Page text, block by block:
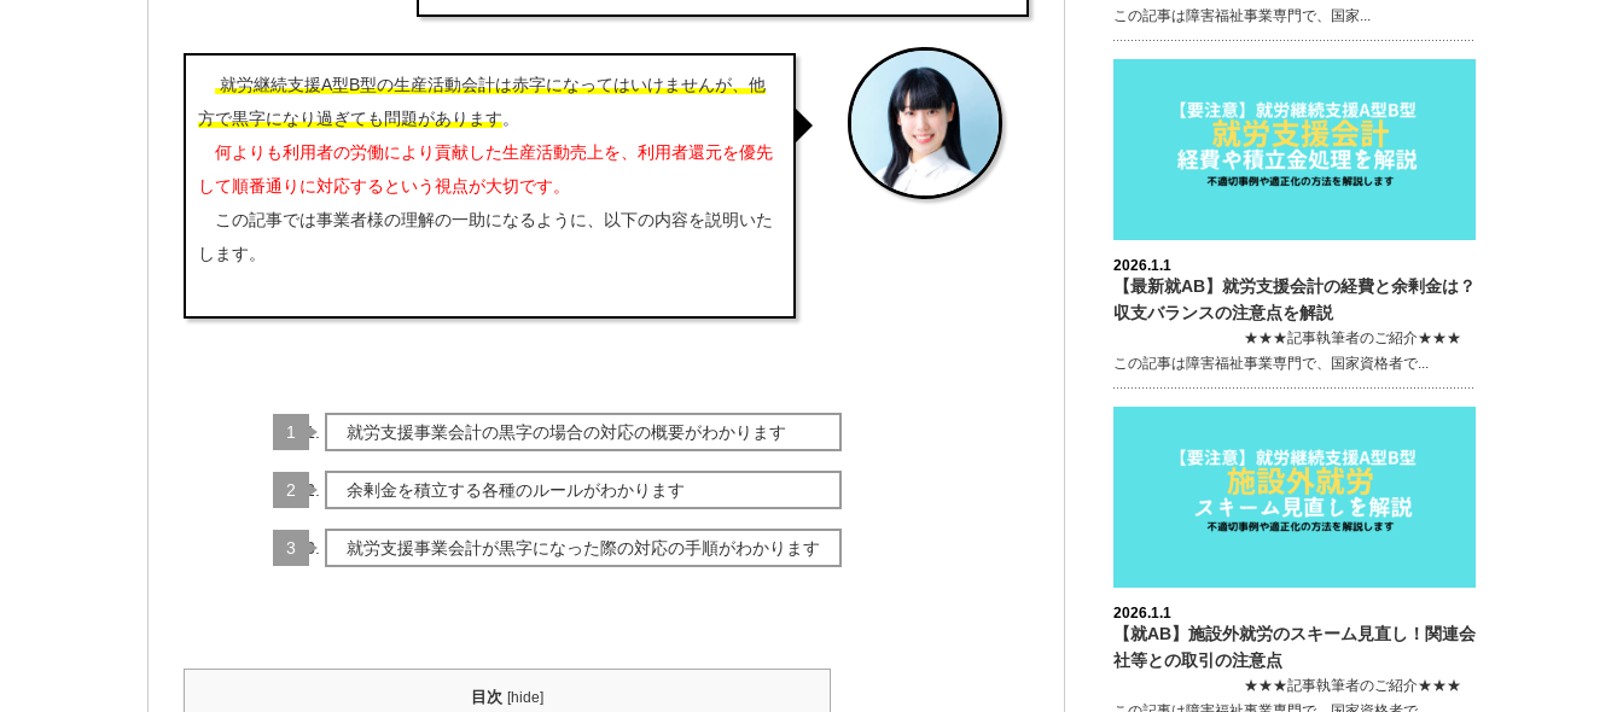
就労継続支援A型B型の生産活動会計は赤字になってはいけませんが、他
方で黒字になり過ぎても問題があります。
何よりも利用者の労働により貢献した生産活動売上を、利用者還元を優先
して順番通りに対応するという視点が大切です。
この記事では事業者様の理解の一助になるように、以下の内容を説明いた
します。
就労支援事業会計の黒字の場合の対応の概要がわかります
余剰金を積立する各種のルールがわかります
就労支援事業会計が黒字になった際の対応の手順がわかります
目次 [hide]
この記事は障害福祉事業専門で、国家...
2026.1.1
【最新就AB】就労支援会計の経費と余剰金は？
収支バランスの注意点を解説
★★★記事執筆者のご紹介★★★
この記事は障害福祉事業専門で、国家資格者で...
2026.1.1
【就AB】施設外就労のスキーム見直し！関連会
社等との取引の注意点
★★★記事執筆者のご紹介★★★